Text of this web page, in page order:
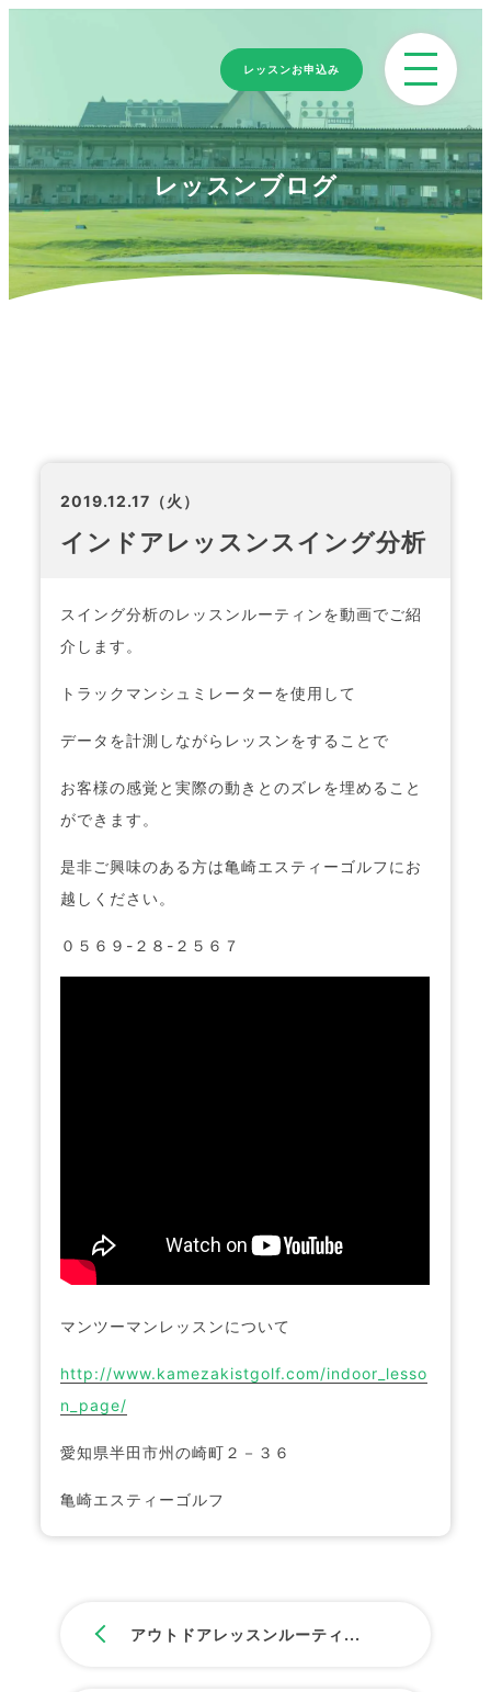
レッスンブログ
2019.12.17（火）
インドアレッスンスイング分析
スイング分析のレッスンルーティンを動画でご紹
介します。
トラックマンシュミレーターを使用して
データを計測しながらレッスンをすることで
お客様の感覚と実際の動きとのズレを埋めること
ができます。
是非ご興味のある方は亀崎エスティーゴルフにお
越しください。
０５６９-２８-２５６７
マンツーマンレッスンについて
http://www.kamezakistgolf.com/indoor_lesso
n_page/
愛知県半田市州の崎町２－３６
亀崎エスティーゴルフ
アウトドアレッスンルーティ...
レッスンお申込み